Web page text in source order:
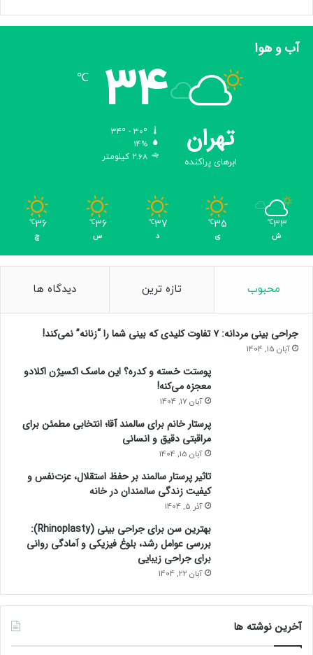
آب و هوا
تهران
ابرهای پراکنده
34
℃
14%
2.68 کیلومتر
33
℃
ش
35
℃
ی
37
℃
د
36
℃
س
36
℃
چ
محبوب تازه ترین دیدگاه ها
جراحی بینی مردانه: ۷ تفاوت کلیدی که بینی شما را “زنانه” نمی‌کند!
آبان 15, 1404
پوستت خسته و کدره؟ این ماسک اکسیژن اکلادو
معجزه می‌کنه!
آبان 17, 1404
پرستار خانم برای سالمند آقا؛ انتخابی مطمئن برای
مراقبتی دقیق و انسانی
آبان 15, 1404
تاثیر پرستار سالمند بر حفظ استقلال، عزت‌نفس و
کیفیت زندگی سالمندان در خانه
آذر 5, 1404
بهترین سن برای جراحی بینی (Rhinoplasty):
بررسی عوامل رشد، بلوغ فیزیکی و آمادگی روانی
برای جراحی زیبایی
آبان 22, 1404
آخرین نوشته ها